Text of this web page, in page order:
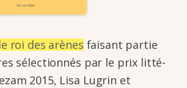
roi des arènes faisant partie
sélec­tion­nés par le prix litté­
2015, Lisa Lugrin et